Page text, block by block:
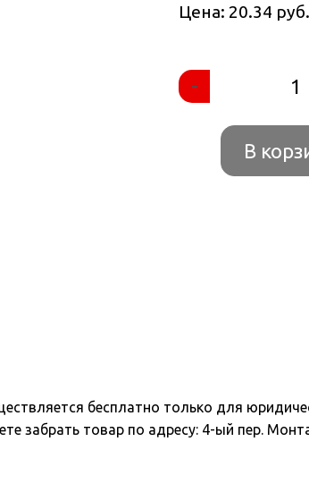
Цена: 20.34 руб.
-
В
бесплатно только для
забрать товар по адресу: 4-ый пер.